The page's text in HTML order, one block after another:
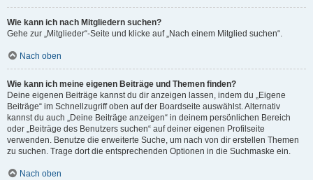
Wie kann ich nach Mitgliedern suchen?
Gehe zur „Mitglieder“-Seite und klicke auf „Nach einem Mitglied suchen“.
Nach oben
Wie kann ich meine eigenen Beiträge und Themen finden?
Deine eigenen Beiträge kannst du dir anzeigen lassen, indem du „Eigene
Beiträge“ im Schnellzugriff oben auf der Boardseite auswählst. Alternativ
kannst du auch „Deine Beiträge anzeigen“ in deinem persönlichen Bereich
oder „Beiträge des Benutzers suchen“ auf deiner eigenen Profilseite
verwenden. Benutze die erweiterte Suche, um nach von dir erstellen Themen
zu suchen. Trage dort die entsprechenden Optionen in die Suchmaske ein.
Nach oben